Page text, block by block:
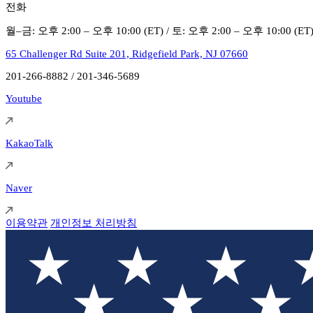
전화
월–금: 오후 2:00 – 오후 10:00 (ET) / 토: 오후 2:00 – 오후 10:00 (ET)
65 Challenger Rd Suite 201, Ridgefield Park, NJ 07660
201-266-8882 / 201-346-5689
Youtube
KakaoTalk
Naver
이용약관 개인정보 처리방침